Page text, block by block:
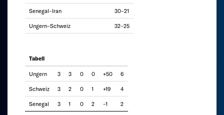
Senegal–Iran 30–21
Ungern–Schweiz 32–25
Tabell
Ungern 3 3 0 0 +50 6
Schweiz 3 2 0 1 +19 4
Senegal 3 1 0 2 –1 2